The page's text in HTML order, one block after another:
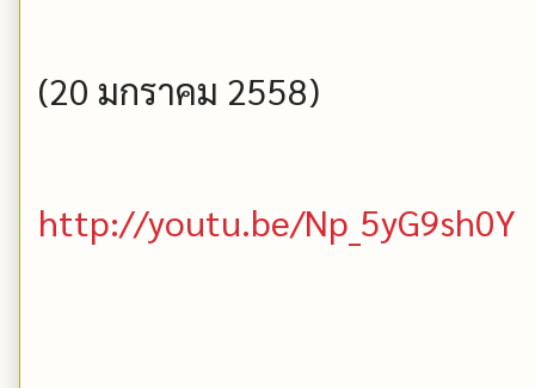
(20 มกราคม 2558)
http://youtu.be/Np_5yG9sh0Y